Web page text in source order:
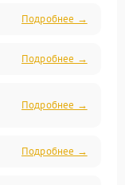
Подробнее →
Подробнее →
Подробнее →
Подробнее →